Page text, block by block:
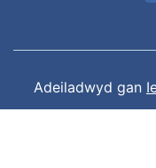
Adeiladwyd gan